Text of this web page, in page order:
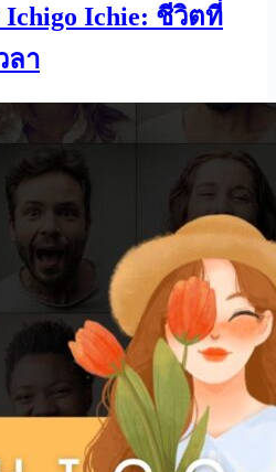
Ichie: ชีวิตที่
ลา